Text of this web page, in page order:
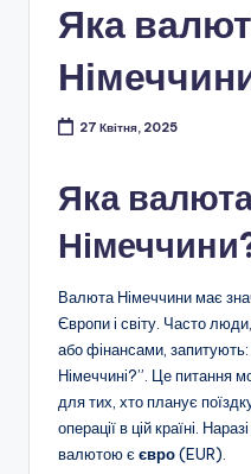
Яка
27 Квітня, 2025
Яка
Валюта Німеччини має
Європи і світу. Часто
або фінансами,
Німеччині?”. Це питання
для тих, хто планує
операції в цій країні.
валютою єєвро(EUR).